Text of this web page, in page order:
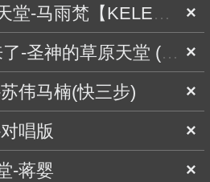
×
马雨梵【KELE舞曲】
×
的草原天堂 (苏富权)(快四)
×
伟马楠(快三步)
×
唱版
×
-蒋婴